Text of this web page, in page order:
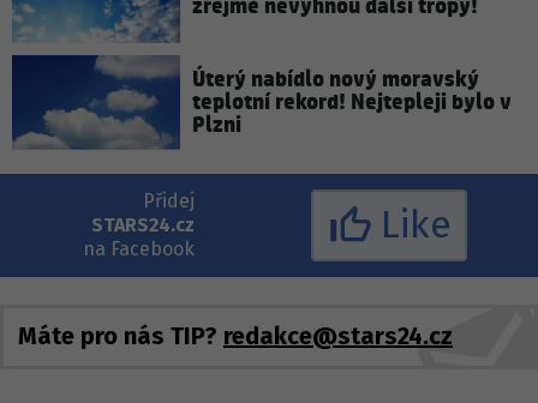
zřejmě nevyhnou další tropy!
Úterý nabídlo nový moravský
teplotní rekord! Nejtepleji bylo v
Plzni
Přidej
STARS24.cz
na Facebook
Like
Máte pro nás TIP? redakce@stars24.cz